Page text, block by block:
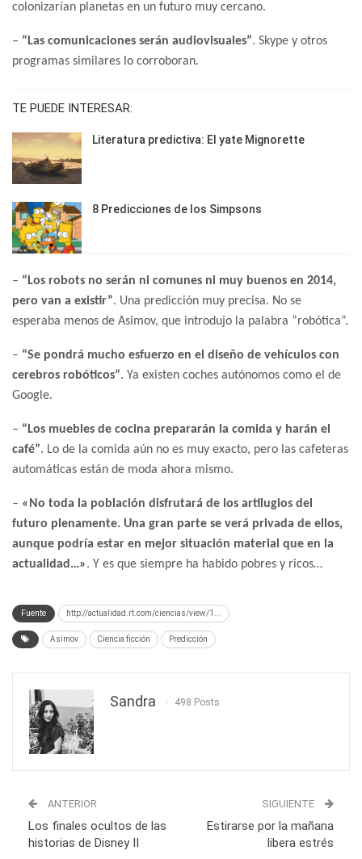
colonizarían planetas en un futuro muy cercano.
– “Las comunicaciones serán audiovisuales”. Skype y otros
programas similares lo corroboran.
TE PUEDE INTERESAR:
Literatura predictiva: El yate Mignorette
8 Predicciones de los Simpsons
– “Los robots no serán ni comunes ni muy buenos en 2014,
pero van a existir”. Una predicción muy precisa. No se
esperaba menos de Asimov, que introdujo la palabra “robótica”.
– “Se pondrá mucho esfuerzo en el diseño de vehículos con
cerebros robóticos”. Ya existen coches autónomos como el de
Google.
– “Los muebles de cocina prepararán la comida y harán el
café”. Lo de la comida aún no es muy exacto, pero las cafeteras
automáticas están de moda ahora mismo.
– «No toda la población disfrutará de los artilugios del
futuro plenamente. Una gran parte se verá privada de ellos,
aunque podría estar en mejor situación material que en la
actualidad…». Y es que siempre ha habido pobres y ricos…
Fuente http://actualidad.rt.com/ciencias/view/1...
Asimov Ciencia ficción Predicción
Sandra 498 Posts
ANTERIOR
Los finales ocultos de las
historias de Disney II
SIGUIENTE
Estirarse por la mañana
libera estrés